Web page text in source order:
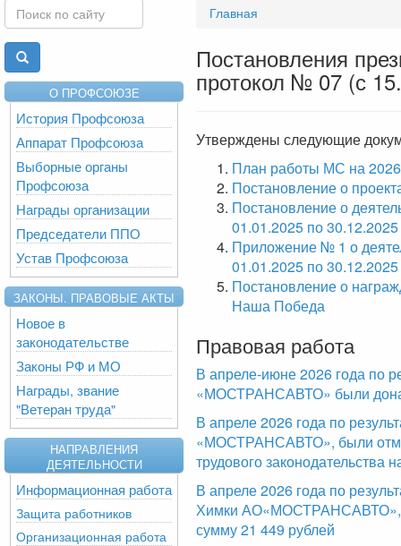
О ПРОФСОЮЗЕ
История Профсоюза
Аппарат Профсоюза
Выборные органы
Профсоюза
Награды организации
Председатели ППО
Устав Профсоюза
ЗАКОНЫ. ПРАВОВЫЕ АКТЫ
Новое в
законодательстве
Законы РФ и МО
Награды, звание
"Ветеран труда"
НАПРАВЛЕНИЯ
ДЕЯТЕЛЬНОСТИ
Информационная работа
Защита работников
Организационная работа
Главная
Постановления
протокол № 07 (с
Утверждены следующие
План работы МС на
Постановление о
Постановление о
01.01.2025 по 30.12.2025
Приложение № 1 о
01.01.2025 по 30.12.2025
Постановление о
Наша Победа
Правовая работа
В апреле-июне 2026 года по
«МОСТРАНСАВТО» были
В апреле 2026 года по
«МОСТРАНСАВТО», были
трудового
В апреле 2026 года по
Химки АО«МОСТРАНСАВТО»,
сумму 21 449 рублей